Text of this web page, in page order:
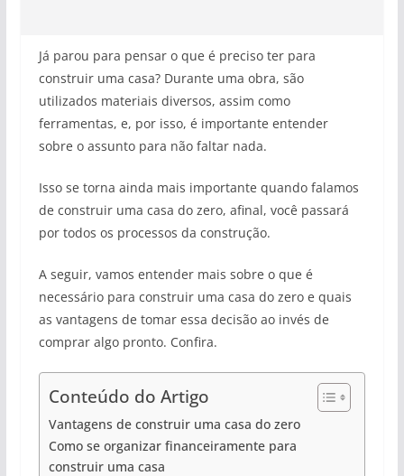
Já parou para pensar o que é preciso ter para
construir uma casa? Durante uma obra, são
utilizados materiais diversos, assim como
ferramentas, e, por isso, é importante entender
sobre o assunto para não faltar nada.
Isso se torna ainda mais importante quando falamos
de construir uma casa do zero, afinal, você passará
por todos os processos da construção.
A seguir, vamos entender mais sobre o que é
necessário para construir uma casa do zero e quais
as vantagens de tomar essa decisão ao invés de
comprar algo pronto. Confira.
Conteúdo do Artigo
Vantagens de construir uma casa do zero
Como se organizar financeiramente para
construir uma casa